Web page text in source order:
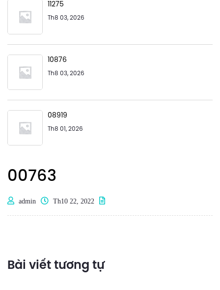
00763
admin Th10 22, 2022
11275
Th8 03, 2026
10876
Th8 03, 2026
08919
Th8 01, 2026
Bài viết tương tự